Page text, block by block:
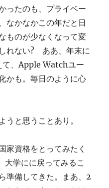
ったのも、プライベー
なかなかこの年だと日
ものが少なくなって変
れない? ああ、年末に
、Apple Watchユー
かも。毎日のように心
うと思うことあり。
家資格をとってみたく
学にに戻ってみるこ
準備してきた。まあ、2